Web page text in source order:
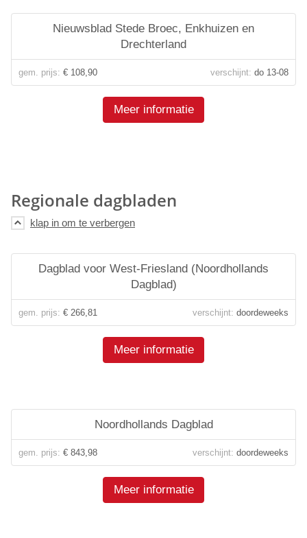
Nieuwsblad Stede Broec, Enkhuizen en
Drechterland
gem. prijs: € 108,90 verschijnt: do 13-08
Meer informatie
Regionale dagbladen
Dagblad voor West-Friesland (Noordhollands
Dagblad)
gem. prijs: € 266,81 verschijnt: doordeweeks
Meer informatie
Noordhollands Dagblad
gem. prijs: € 843,98 verschijnt: doordeweeks
Meer informatie